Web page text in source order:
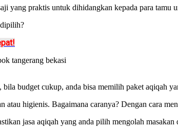
yang praktis untuk dihidangkan kepada para tamu
budget cukup, anda bisa memilih paket aqiqah
atau higienis. Bagaimana caranya? Dengan cara
jasa aqiqah yang anda pilih mengolah masakan